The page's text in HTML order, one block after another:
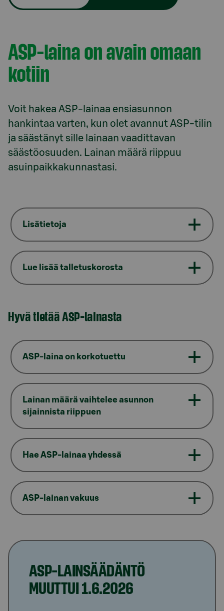
ASP-laina on avain omaan
kotiin
Voit hakea ASP-lainaa ensiasunnon
hankintaa varten, kun olet avannut ASP-tilin
ja säästänyt sille lainaan vaadittavan
säästöosuuden. Lainan määrä riippuu
asuinpaikkakunnastasi.
Lisätietoja
Lue lisää talletuskorosta
Hyvä tietää ASP-lainasta
ASP-laina on korkotuettu
Lainan määrä vaihtelee asunnon
sijainnista riippuen
Hae ASP-lainaa yhdessä
ASP-lainan vakuus
ASP-LAINSÄÄDÄNTÖ
MUUTTUI 1.6.2026